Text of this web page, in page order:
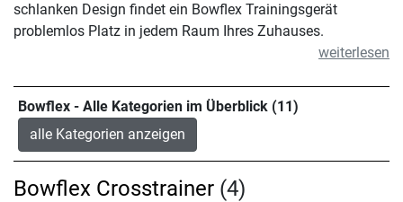
schlanken Design findet ein Bowflex Trainingsgerät
problemlos Platz in jedem Raum Ihres Zuhauses.
weiterlesen
Bowflex - Alle Kategorien im Überblick (11)
alle Kategorien anzeigen
Bowflex Crosstrainer (4)